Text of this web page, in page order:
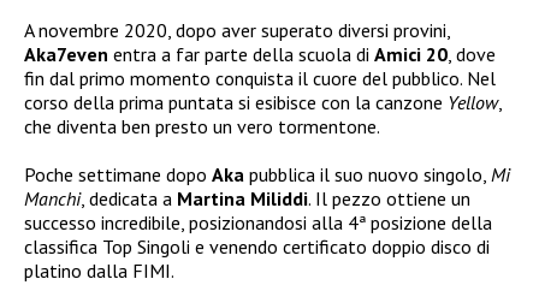
A novembre 2020, dopo aver superato diversi provini,
Aka7even entra a far parte della scuola di Amici 20, dove
fin dal primo momento conquista il cuore del pubblico. Nel
corso della prima puntata si esibisce con la canzone Yellow,
che diventa ben presto un vero tormentone.
Poche settimane dopo Aka pubblica il suo nuovo singolo, Mi
Manchi, dedicata a Martina Miliddi. Il pezzo ottiene un
successo incredibile, posizionandosi alla 4ª posizione della
classifica Top Singoli e venendo certificato doppio disco di
platino dalla FIMI.